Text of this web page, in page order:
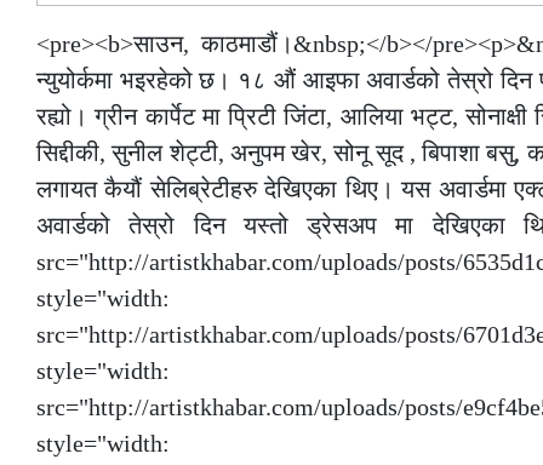
<pre><b>साउन, काठमाडौं।&nbsp;</b></
न्युयोर्कमा भइरहेको छ। १८ औं आइफा अवार्डको तेस्रो दिन
रह्यो। ग्रीन कार्पेट मा प्रिटी जिंटा, आलिया भट्ट, सोनाक्षी
सिद्दीकी, सुनील शेट्टी, अनुपम खेर, सोनू सूद , बिपाशा बसु,
लगायत कैयौं सेलिब्रेटीहरु देखिएका थिए। यस अवार्डमा
अवार्डको तेस्रो दिन यस्तो ड्रेसअप मा देखिएका
src="http://artistkhabar.com/uploads/posts/
style="width:
src="http://artistkhabar.com/uploads/posts/
style="width:
src="http://artistkhabar.com/uploads/posts/
style="width: